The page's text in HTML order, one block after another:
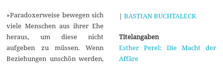
»Paradoxerweise bewegen sich
viele Menschen aus ihrer Ehe
heraus, um diese nicht
aufgeben zu müssen. Wenn
Beziehungen unschön werden,
| BASTIAN BUCHTALECK
Titelangaben
Esther Perel: Die Macht der
Affäre